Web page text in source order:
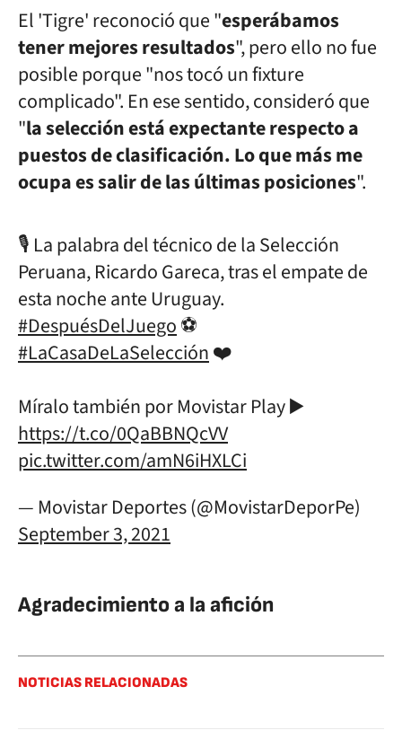
El 'Tigre' reconoció que "esperábamos
tener mejores resultados", pero ello no fue
posible porque "nos tocó un fixture
complicado". En ese sentido, consideró que
"la selección está expectante respecto a
puestos de clasificación. Lo que más me
ocupa es salir de las últimas posiciones".
🎙️ La palabra del técnico de la Selección
Peruana, Ricardo Gareca, tras el empate de
esta noche ante Uruguay.
#DespuésDelJuego⚽
#LaCasaDeLaSelección❤️
Míralo también por Movistar Play ▶️
https://t.co/0QaBBNQcVV
pic.twitter.com/amN6iHXLCi
— Movistar Deportes (@MovistarDeporPe)
September 3, 2021
Agradecimiento a la afición
NOTICIAS RELACIONADAS